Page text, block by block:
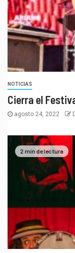
NOTICIAS
Cierra el
agosto 24, 2022
2 min de lectura